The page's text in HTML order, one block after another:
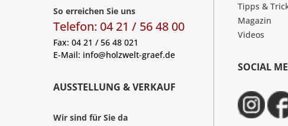
So erreichen Sie uns
Telefon: 04 21 / 56 48 00
Fax: 04 21 / 56 48 021
E-Mail: info@holzwelt-graef.de
AUSSTELLUNG & VERKAUF
Wir sind für Sie da
Tipps &
Magazin
Videos
SOCIAL